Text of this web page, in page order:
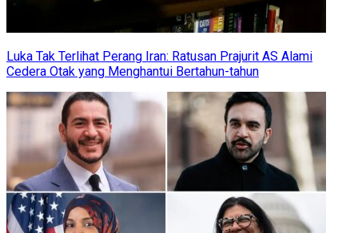
Luka Tak Terlihat Perang Iran: Ratusan Prajurit AS Alami
Cedera Otak yang Menghantui Bertahun-tahun